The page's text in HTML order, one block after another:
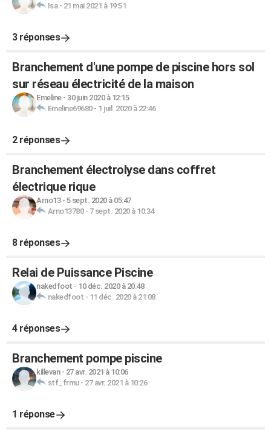
Isa- 21 mai 2021 à 19:51
3 réponses
Branchement d'une pompe de piscine hors sol
sur réseau électricité de la maison
Emeline- 30 juin 2020 à 12:15
Emeline69680- 1 juil. 2020 à 22:46
2 réponses
Branchement électrolyse dans coffret
électrique rique
Arno13- 5 sept. 2020 à 05:47
Arno13780- 7 sept. 2020 à 10:34
8 réponses
Relai de Puissance Piscine
nakedfoot - 10 déc. 2020 à 20:48
nakedfoot - 11 déc. 2020 à 21:08
4 réponses
Branchement pompe piscine
killevan- 27 avr. 2021 à 10:06
stf_frmu- 27 avr. 2021 à 10:26
1 réponse